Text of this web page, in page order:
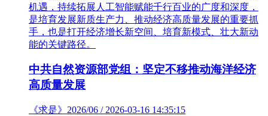
机遇，持续拓展人工智能赋能千行百业的广度和深度，
是培育发展新质生产力、推动经济高质量发展的重要抓
手，也是打开经济增长新空间、培育新模式、壮大新动
能的关键路径。
中共自然资源部党组：坚定不移推动海洋经济
高质量发展
《求是》2026/06 / 2026-03-16 14:35:15